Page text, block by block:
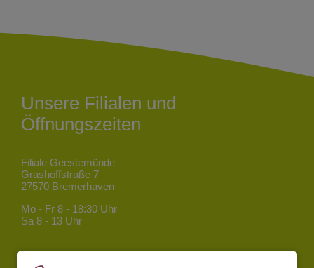
Unsere Filialen und
Öffnungszeiten
Filiale Geestemünde
Grashoffstraße 7
27570 Bremerhaven
Mo - Fr 8 - 18:30 Uhr
Sa 8 - 13 Uhr